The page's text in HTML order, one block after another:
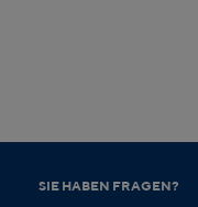
SIE HABEN FRAGEN?